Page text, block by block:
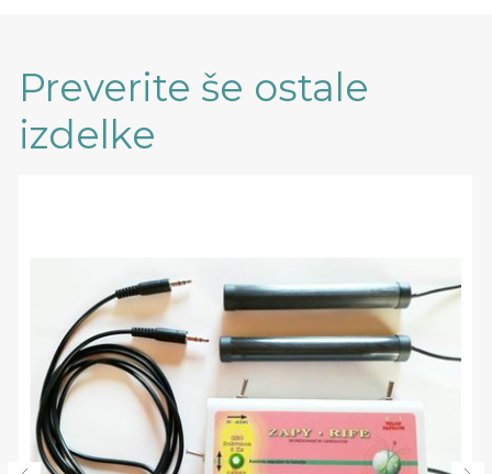
Preverite še ostale
izdelke